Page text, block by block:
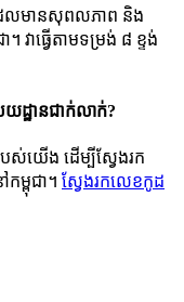
លមានសុពលភាព និង
វាធ្វើតាមទម្រង់ ៨ ខ្ទង់
ដ្ឋានជាក់លាក់?
ស់យើង ដើម្បីស្វែងរក
ម្ពុជា។ ស្វែងរកលេខកូដ